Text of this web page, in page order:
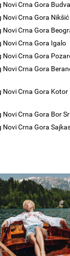
Novi Crna Gora
Novi Crna Gora
Novi Crna Gora
Novi Crna Gora Igalo
Novi Crna Gora
Novi Crna Gora
Novi Crna Gora Kotor
Novi Crna Gora Bor
Novi Crna Gora